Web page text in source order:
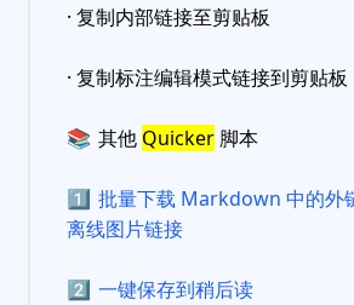
· 复制内部链接至剪贴板
· 复制标注编辑模式链接到剪贴板
📚 其他 Quicker 脚本
1️⃣ 批量下载 Markdown 中的外
离线图片链接
2️⃣ 一键保存到稍后读